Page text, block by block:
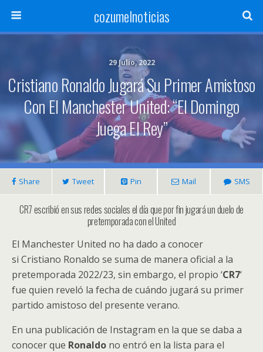
cozumelnoticias
29 Julio, 2022
Cristiano Ronaldo Jugará Su Primer Amistoso
Con El Manchester United: “El Domingo
Juega El Rey”
Share Tweet Pin Mail SMS
CR7 escribió en sus redes sociales el día que por fin jugará un duelo de
pretemporada con el United
El Manchester United no ha dado a conocer
si Cristiano Ronaldo se suma de manera oficial a la
pretemporada 2022/23, sin embargo, el propio ‘CR7‘
fue quien reveló la fecha de cuándo jugará su primer
partido amistoso del presente verano.
En una publicación de Instagram en la que se daba a
conocer que Ronaldo no entró en la lista para el